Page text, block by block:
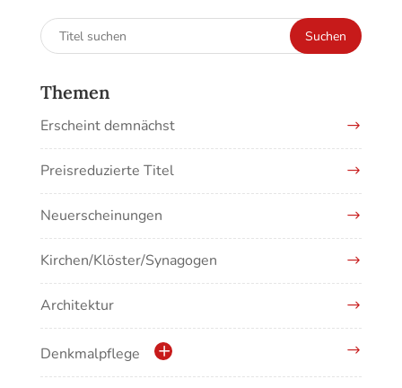
Suchen
nach:
Suchen
Themen
Erscheint demnächst
Preisreduzierte Titel
Neuerscheinungen
Kirchen/Klöster/Synagogen
Architektur
Denkmalpflege